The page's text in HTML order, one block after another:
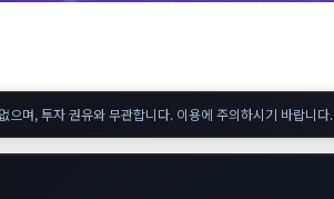
며, 투자 권유와 무관합니다. 이용에 주의하시기 바랍니다.